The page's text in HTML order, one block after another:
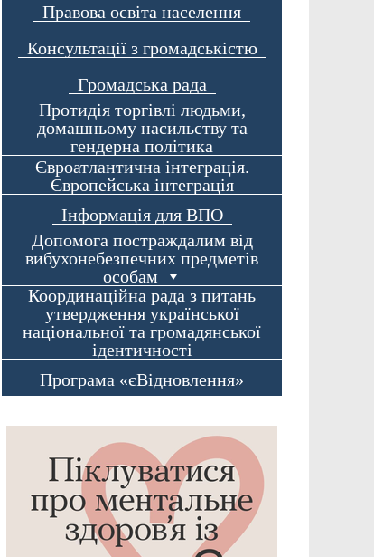
Правова освіта населення
Консультації з громадськістю
Громадська рада
Протидія торгівлі людьми,
домашньому насильству та
гендерна політика
Євроатлантична інтеграція.
Європейська інтеграція
Інформація для ВПО
Допомога постраждалим від
вибухонебезпечних предметів
особам
Координаційна рада з питань
утвердження української
національної та громадянської
ідентичності
Програма «єВідновлення»